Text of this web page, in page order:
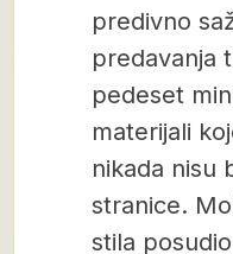
predivno
predavanja
pedeset
materijali
nikada nisu
stranice.
stila